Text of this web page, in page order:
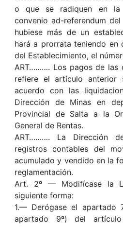
o que se radiquen en la
convenio ad-referendum
hubiese más de un
hará a prorrata teniendo en
del Establecimiento, el
ART………. Los pagos de las
refiere el artículo anterior
acuerdo con las
Dirección de Minas en
Provincial de Salta a la
General de Rentas.
ART………. La Dirección
registros contables del
acumulado y vendido en la
reglamentación.
Art. 2º — Modifícase la
siguiente forma:
1.— Derógase el
apartado 9º) del